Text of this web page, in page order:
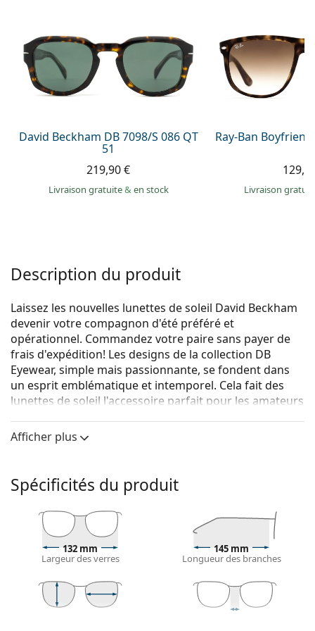
Prada
Toutes les marques
David Beckham DB 7098/S 086 QT
51
219,90 €
Livraison gratuite& en stock
Ray-Ban
Livraison
Description du produit
Laissez les nouvelles lunettes de soleil David Beckham
devenir votre compagnon d'été préféré et
opérationnel. Commandez votre paire sans payer de
frais d'expédition! Les designs de la collection DB
Eyewear, simple mais passionnante, se fondent dans
un esprit emblématique et intemporel. Cela fait des
lunettes de soleil l'accessoire parfait pour les amateurs
de soleil, créée en collaboration avec Safilo, l'un des
principaux fabricants mondiaux de lunettes de soleil,
d'été classiques et individuels.
hommes.
Voyez à quoi vous ressemblez avec ces lunettes de
soleil grâce à la fonction d'essayage virtuel de
Monture de lunettes de soleil
Afficher plus
Spécificités du produit
132 mm
Largeur des verres
145 mm
Longueur des branches